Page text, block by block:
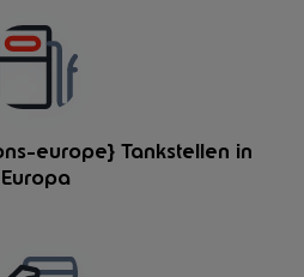
europe} Tankstellen in
Europa